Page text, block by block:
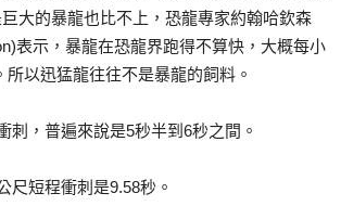
大的暴龍也比不上，恐龍專家約翰哈欽森
表示，暴龍在恐龍界跑得不算快，大概每小
所以迅猛龍往往不是暴龍的飼料。
刺，普遍來說是5秒半到6秒之間。
短程衝刺是9.58秒。